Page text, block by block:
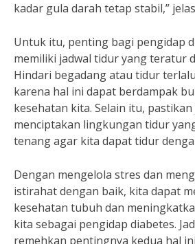
kadar gula darah tetap stabil,”
Untuk itu, penting bagi pengidap
memiliki jadwal tidur yang teratur
Hindari begadang atau tidur
karena hal ini dapat berdampak
kesehatan kita. Selain itu,
menciptakan lingkungan tidur
tenang agar kita dapat tidur
Dengan mengelola stres dan
istirahat dengan baik, kita dapat
kesehatan tubuh dan
kita sebagai pengidap diabetes.
remehkan pentingnya kedua hal